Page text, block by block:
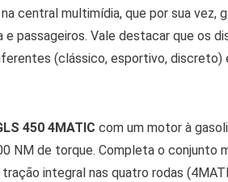
central multimídia, que por sua vez,
passageiros. Vale destacar que os
(clássico, esportivo, discreto)
450 4MATIC com um motor à
NM de torque. Completa o conjunto
integral nas quatro rodas